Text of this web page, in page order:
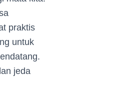
praktis
untuk
jeda